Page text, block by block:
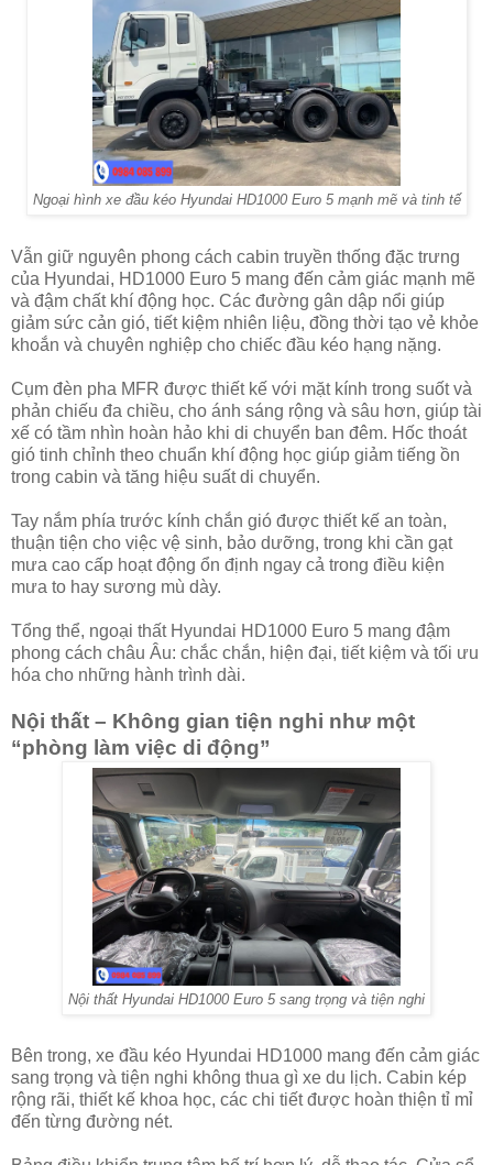
Ngoại hình xe đầu kéo Hyundai HD1000 Euro 5 mạnh mẽ và tinh tế
Vẫn giữ nguyên phong cách cabin truyền thống đặc trưng
của Hyundai, HD1000 Euro 5 mang đến cảm giác mạnh mẽ
và đậm chất khí động học. Các đường gân dập nổi giúp
giảm sức cản gió, tiết kiệm nhiên liệu, đồng thời tạo vẻ khỏe
khoắn và chuyên nghiệp cho chiếc đầu kéo hạng nặng.
Cụm đèn pha MFR được thiết kế với mặt kính trong suốt và
phản chiếu đa chiều, cho ánh sáng rộng và sâu hơn, giúp tài
xế có tầm nhìn hoàn hảo khi di chuyển ban đêm. Hốc thoát
gió tinh chỉnh theo chuẩn khí động học giúp giảm tiếng ồn
trong cabin và tăng hiệu suất di chuyển.
Tay nắm phía trước kính chắn gió được thiết kế an toàn,
thuận tiện cho việc vệ sinh, bảo dưỡng, trong khi cần gạt
mưa cao cấp hoạt động ổn định ngay cả trong điều kiện
mưa to hay sương mù dày.
Tổng thể, ngoại thất Hyundai HD1000 Euro 5 mang đậm
phong cách châu Âu: chắc chắn, hiện đại, tiết kiệm và tối ưu
hóa cho những hành trình dài.
Nội thất – Không gian tiện nghi như một
“phòng làm việc di động”
Nội thất Hyundai HD1000 Euro 5 sang trọng và tiện nghi
Bên trong, xe đầu kéo Hyundai HD1000 mang đến cảm giác
sang trọng và tiện nghi không thua gì xe du lịch. Cabin kép
rộng rãi, thiết kế khoa học, các chi tiết được hoàn thiện tỉ mỉ
đến từng đường nét.